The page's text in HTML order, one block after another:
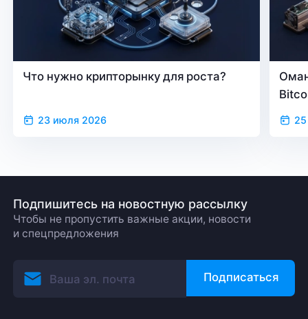
Что нужно крипторынку для роста?
23 июля 2026
Подпишитесь на новостную рассылку
Чтобы не пропустить важные акции, новости
и спецпредложения
Подписаться